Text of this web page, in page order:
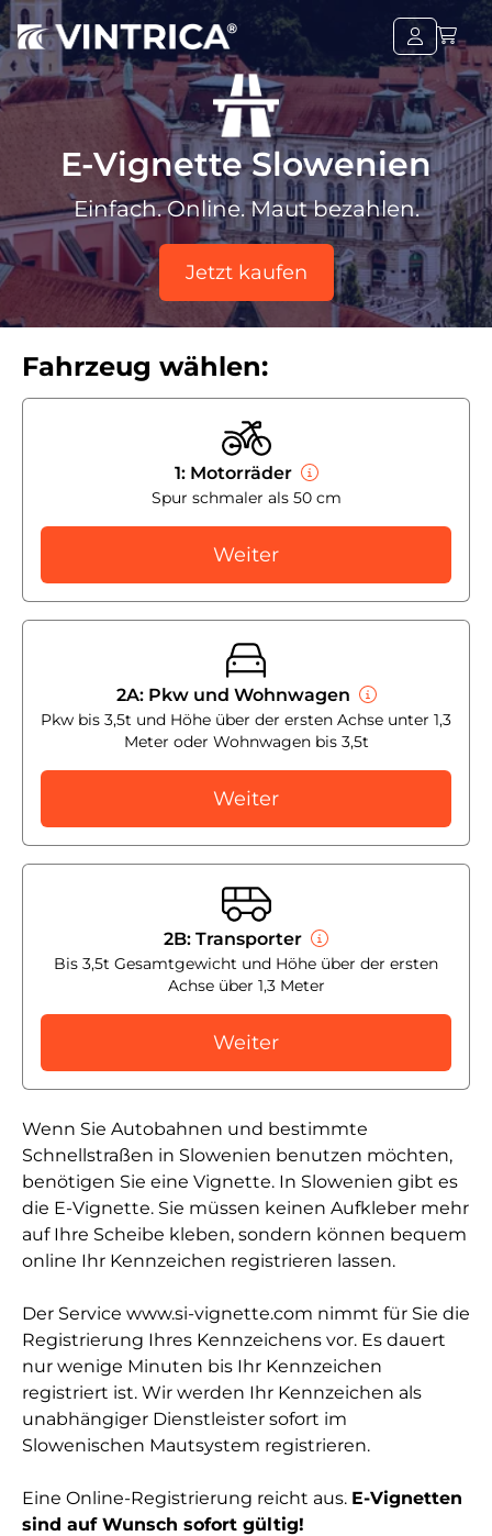
E-Vignette Slowenien
Einfach. Online. Maut bezahlen.
Jetzt kaufen
Wenn Sie Autobahnen und bestimmte
Schnellstraßen in Slowenien benutzen möchten,
benötigen Sie eine Vignette. In Slowenien gibt es
die E-Vignette. Sie müssen keinen Aufkleber mehr
auf Ihre Scheibe kleben, sondern können bequem
online Ihr Kennzeichen registrieren lassen.
Der Service www.si-vignette.com nimmt für Sie die
Registrierung Ihres Kennzeichens vor. Es dauert
nur wenige Minuten bis Ihr Kennzeichen
registriert ist. Wir werden Ihr Kennzeichen als
unabhängiger Dienstleister sofort im
Slowenischen Mautsystem registrieren.
Eine Online-Registrierung reicht aus. E-Vignetten
sind auf Wunsch sofort gültig!
Fahrzeug wählen:
1: Motorräder
Spur schmaler als 50 cm
Weiter
2A: Pkw und Wohnwagen
Pkw bis 3,5t und Höhe über der ersten Achse unter 1,3
Meter oder Wohnwagen bis 3,5t
Weiter
2B: Transporter
Bis 3,5t Gesamtgewicht und Höhe über der ersten
Achse über 1,3 Meter
Weiter